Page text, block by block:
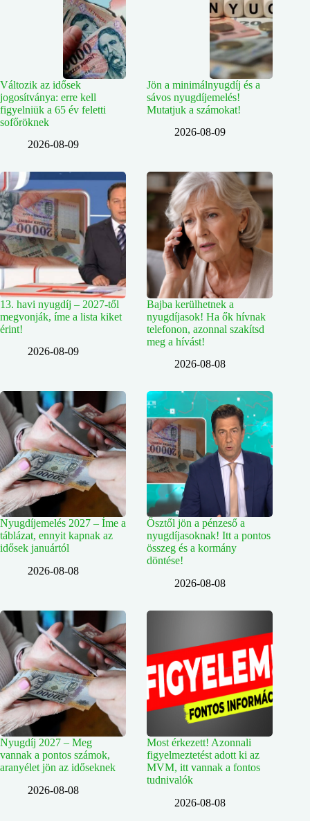
Változik az idősek
jogosítványa: erre kell
figyelniük a 65 év feletti
sofőröknek
2026-08-09
Jön a minimálnyugdíj és a
sávos nyugdíjemelés!
Mutatjuk a számokat!
2026-08-09
13. havi nyugdíj – 2027-től
megvonják, íme a lista kiket
érint!
2026-08-09
Bajba kerülhetnek a
nyugdíjasok! Ha ők hívnak
telefonon, azonnal szakítsd
meg a hívást!
2026-08-08
Nyugdíjemelés 2027 – Íme a
táblázat, ennyit kapnak az
idősek januártól
2026-08-08
Ősztől jön a pénzeső a
nyugdíjasoknak! Itt a pontos
összeg és a kormány
döntése!
2026-08-08
Nyugdíj 2027 – Meg
vannak a pontos számok,
aranyélet jön az időseknek
2026-08-08
Most érkezett! Azonnali
figyelmeztetést adott ki az
MVM, itt vannak a fontos
tudnivalók
2026-08-08